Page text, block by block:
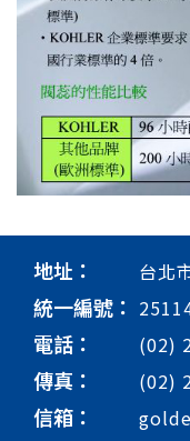
地址： 台北
統一編號：
電話： (02)
傳真： (02)
信箱：